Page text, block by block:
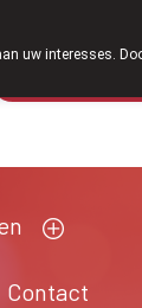
Contact
uw interesses.